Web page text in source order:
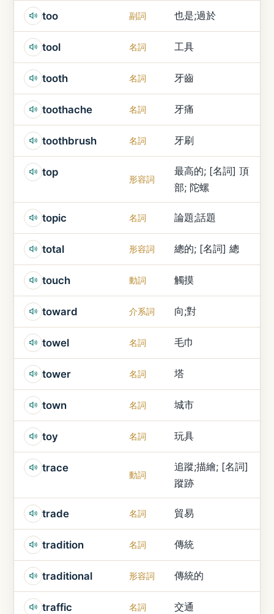
too 副詞 也是;過於
tool 名詞 工具
tooth 名詞 牙齒
toothache 名詞 牙痛
toothbrush 名詞 牙刷
top
形容詞
最高的; [名詞] 頂
部; 陀螺
topic 名詞 論題;話題
total 形容詞 總的; [名詞] 總
touch 動詞 觸摸
toward 介系詞 向;對
towel 名詞 毛巾
tower 名詞 塔
town 名詞 城市
toy 名詞 玩具
trace
動詞
追蹤;描繪; [名詞]
蹤跡
trade 名詞 貿易
tradition 名詞 傳統
traditional 形容詞 傳統的
traffic 名詞 交通